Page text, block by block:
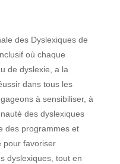
des Dyslexiques de
où chaque
de dyslexie, a la
dans tous les
à sensibiliser, à
des dyslexiques
des programmes et
pour favoriser
dyslexiques, tout en